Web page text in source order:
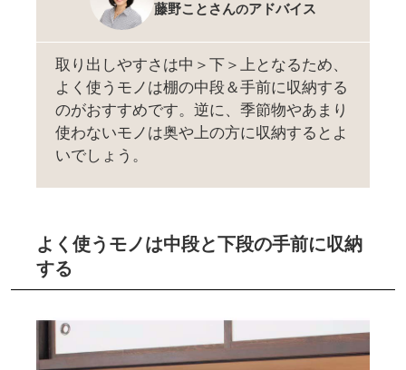
藤野ことさんのアドバイス
取り出しやすさは中＞下＞上となるため、
よく使うモノは棚の中段＆手前に収納する
のがおすすめです。逆に、季節物やあまり
使わないモノは奥や上の方に収納するとよ
いでしょう。
よく使うモノは中段と下段の手前に収納
する